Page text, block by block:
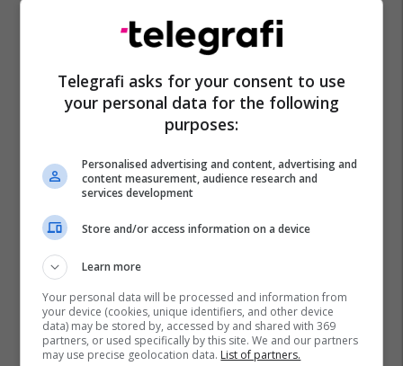
Telegrafi asks for your consent to use
your personal data for the following
purposes:
Personalised advertising and content, advertising and
content measurement, audience research and
services development
Store and/or access information on a device
Learn more
Your personal data will be processed and information from
your device (cookies, unique identifiers, and other device
data) may be stored by, accessed by and shared with 369
partners, or used specifically by this site. We and our partners
may use precise geolocation data. List of partners.